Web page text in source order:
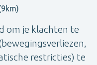
om je klachten te
restricties) te